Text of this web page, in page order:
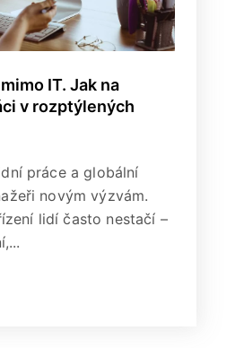
IT. Jak na
v rozptýlených
práce a globální
novým výzvám.
lidí často nestačí –